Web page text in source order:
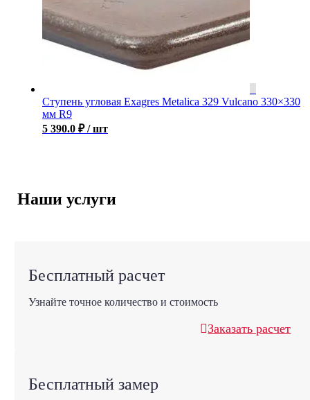
Ступень угловая Exagres Metalica 329 Vulcano 330×330
мм R9
5 390.0 ₽ / шт
Наши услуги
Бесплатный расчет
Узнайте точное количество и стоимость
Заказать расчет
Бесплатный замер